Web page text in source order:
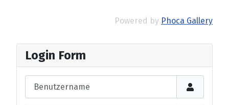
Powered by Phoca Gallery
Login Form